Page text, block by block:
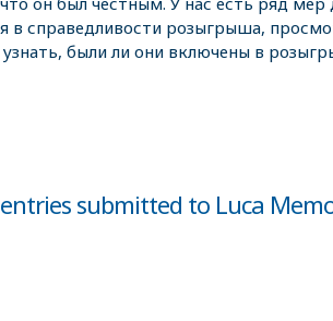
в справедливости розыгрыша,
были ли они включены в
submitted to Luca